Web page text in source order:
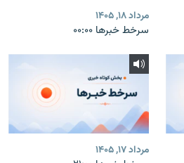
مرداد ۱۸, ۱۴۰۵
سرخط خبرها ۰۰:۰۰
مرداد ۱۷, ۱۴۰۵